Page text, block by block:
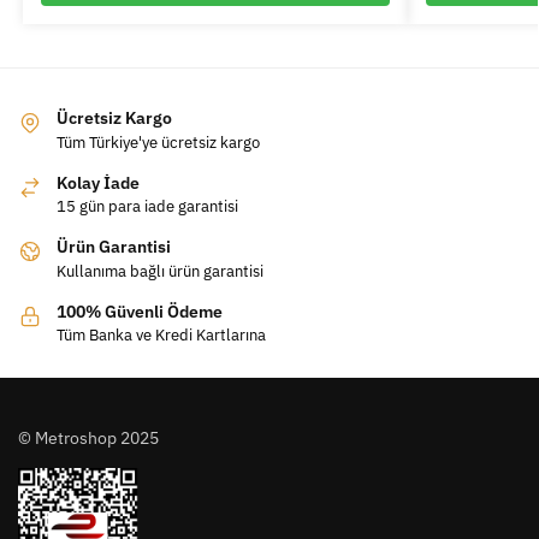
Ücretsiz Kargo
Tüm Türkiye'ye ücretsiz kargo
Kolay İade
15 gün para iade garantisi
Ürün Garantisi
Kullanıma bağlı ürün garantisi
100% Güvenli Ödeme
Tüm Banka ve Kredi Kartlarına
© Metroshop 2025